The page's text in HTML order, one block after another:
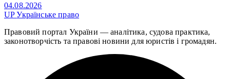
04.08.2026
UPУкраїнське право
Правовий портал України — аналітика, судова практика,
законотворчість та правові новини для юристів і громадян.